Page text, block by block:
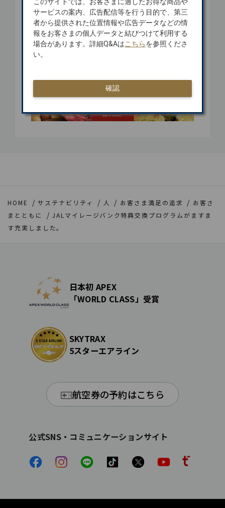
※ 詳細は下記ウェブサイトをご確認くださ
い。
JALふるさとからの贈りもの
HOME サステナビリティ 人 お客さま満足の追求
お客さ
まとともに
JALマイレージバンク特典交換プログラムがますま
す充実しました。
日本初 APEX
「WORLD CLASS」受賞
SKYTRAX
5スターエアライン
航空券の予約はこちら
公式SNS・コミュニケーションサイト
サービスの案内、広告配信等を行う目的で、第三
者から提供された位置情報や広告データなどの情
報をお客さまの個人データと結びつけて利用する
場合があります。詳細Q&Aはこちらを参照くださ
い。
確認